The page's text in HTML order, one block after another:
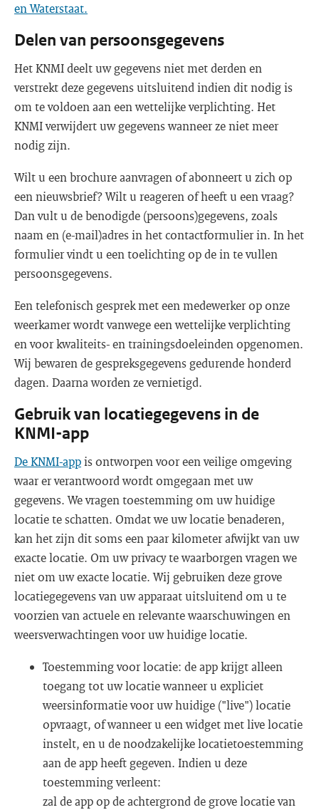
en Waterstaat.
Delen van persoonsgegevens
Het KNMI deelt uw gegevens niet met derden en
verstrekt deze gegevens uitsluitend indien dit nodig is
om te voldoen aan een wettelijke verplichting. Het
KNMI verwijdert uw gegevens wanneer ze niet meer
nodig zijn.
Wilt u een brochure aanvragen of abonneert u zich op
een nieuwsbrief? Wilt u reageren of heeft u een vraag?
Dan vult u de benodigde (persoons)gegevens, zoals
naam en (e-mail)adres in het contactformulier in. In het
formulier vindt u een toelichting op de in te vullen
persoonsgegevens.
Een telefonisch gesprek met een medewerker op onze
weerkamer wordt vanwege een wettelijke verplichting
en voor kwaliteits- en trainingsdoeleinden opgenomen.
Wij bewaren de gespreksgegevens gedurende honderd
dagen. Daarna worden ze vernietigd.
Gebruik van locatiegegevens in de
KNMI-app
De KNMI-appis ontworpen voor een veilige omgeving
waar er verantwoord wordt omgegaan met uw
gegevens. We vragen toestemming om uw huidige
locatie te schatten. Omdat we uw locatie benaderen,
kan het zijn dit soms een paar kilometer afwijkt van uw
exacte locatie. Om uw privacy te waarborgen vragen we
niet om uw exacte locatie. Wij gebruiken deze grove
locatiegegevens van uw apparaat uitsluitend om u te
voorzien van actuele en relevante waarschuwingen en
weersverwachtingen voor uw huidige locatie.
Toestemming voor locatie: de app krijgt alleen
toegang tot uw locatie wanneer u expliciet
weersinformatie voor uw huidige ("live") locatie
opvraagt, of wanneer u een widget met live locatie
instelt, en u de noodzakelijke locatietoestemming
aan de app heeft gegeven. Indien u deze
toestemming verleent:
zal de app op de achtergrond de grove locatie van